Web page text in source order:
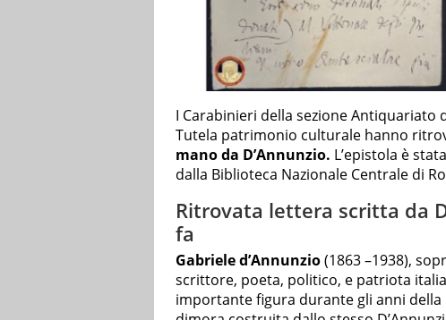
I Carabinieri della sezione
Tutela patrimonio culturale hanno
mano da D’Annunzio. L’epistola è
dalla Biblioteca Nazionale Centrale di
Ritrovata lettera scritta da
fa
Gabriele d’Annunzio(1863 –1938),
scrittore, poeta, politico, e patriota
importante figura durante gli anni della